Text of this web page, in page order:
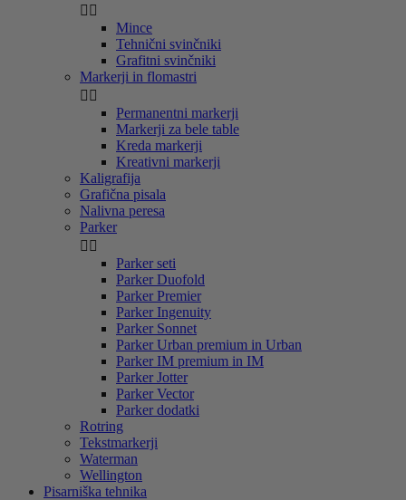
 
Mince
Tehnični svinčniki
Grafitni svinčniki
Markerji in flomastri
 
Permanentni markerji
Markerji za bele table
Kreda markerji
Kreativni markerji
Kaligrafija
Grafična pisala
Nalivna peresa
Parker
 
Parker seti
Parker Duofold
Parker Premier
Parker Ingenuity
Parker Sonnet
Parker Urban premium in Urban
Parker IM premium in IM
Parker Jotter
Parker Vector
Parker dodatki
Rotring
Tekstmarkerji
Waterman
Wellington
Pisarniška tehnika